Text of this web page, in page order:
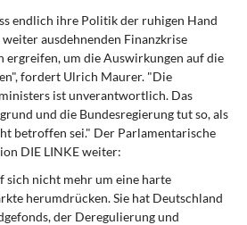
Moderne
endlich ihre Politik der ruhigen Hand
ausdehnenden Finanzkrise
ergreifen, um die Auswirkungen auf die
fordert Ulrich Maurer. "Die
ist unverantwortlich. Das
und die Bundesregierung tut so, als
betroffen sei." Der Parlamentarische
DIE LINKE weiter:
sich nicht mehr um eine harte
herumdrücken. Sie hat Deutschland
der Deregulierung und